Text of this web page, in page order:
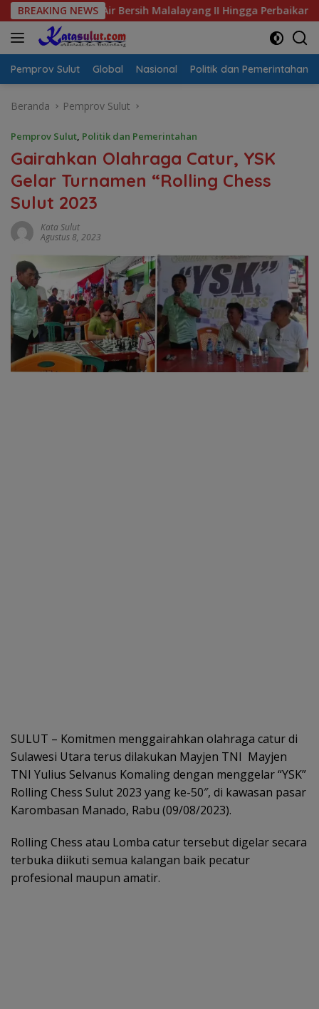
Langsung
ke
konten
BREAKING NEWS
Air Bersih Malalayang II Hingga Perbaikan Infrastruktur
Pemprov Sulut Global Nasional Politik dan Pemerintahan
Beranda Pemprov Sulut
Pemprov Sulut, Politik dan Pemerintahan
Gairahkan Olahraga Catur, YSK
Gelar Turnamen “Rolling Chess
Sulut 2023
Kata Sulut
Agustus 8, 2023
SULUT – Komitmen menggairahkan olahraga catur di
Sulawesi Utara terus dilakukan Mayjen TNI Mayjen
TNI Yulius Selvanus Komaling dengan menggelar “YSK”
Rolling Chess Sulut 2023 yang ke-50″, di kawasan pasar
Karombasan Manado, Rabu (09/08/2023).
Rolling Chess atau Lomba catur tersebut digelar secara
terbuka diikuti semua kalangan baik pecatur
profesional maupun amatir.